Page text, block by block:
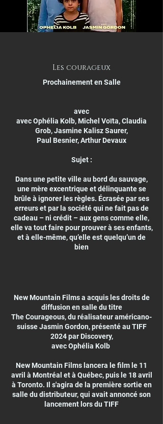
Les courageux
Prochainement en Salle
avec
avec Ophélia Kolb, Michel Voïta, Claudia
Grob, Jasmine Kalisz Saurer,
Paul Besnier, Arthur Devaux
Sujet :
Dans une petite ville au bord du sauvage,
une mère excentrique et délinquante se
brûle à ignorer les règles. Écrasée par ses
erreurs et par la société qui ne fait pas de
cadeau – ni crédit – aux gens comme elle,
elle va tout faire pour prouver à ses enfants,
et à elle-même, qu’elle est quelqu’un de
bien
New Mountain Films a acquis les droits de
diffusion en salle du titre
The Courageous, du réalisateur américano-
suisse Jasmin Gordon, présenté au TIFF
2024 par Discovery,
avec Ophélia Kolb
New Mountain Films lancera le film le 11
avril à Montréal et à Québec, puis le 18 avril
à Toronto. Il s'agira de la première sortie en
salle du distributeur, qui avait annoncé son
lancement lors du TIFF